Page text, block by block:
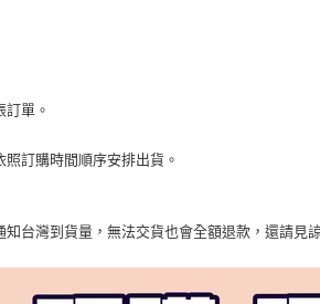
單。
訂購時間順序安排出貨。
台灣到貨量，無法交貨也會全額退款，還請見